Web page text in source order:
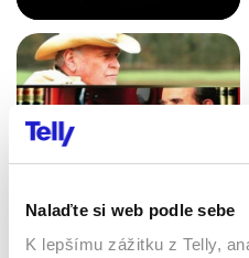
Nalaďte si web podle sebe
K lepšímu zážitku z Telly,